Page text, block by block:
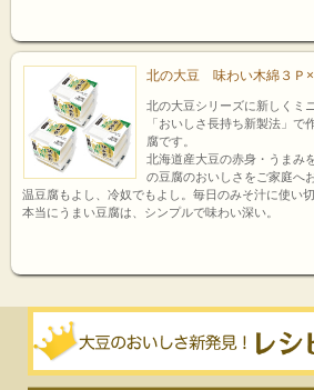
北の大豆 味わい木綿３Ｐ×
北の大豆シリーズに新しくミ
「おいしさ長持ち新製法」で
腐です。
北海道産大豆の赤身・うまみ
の豆腐のおいしさをご家庭へ
温豆腐もよし、冷奴でもよし。毎日のみそ汁に使い
本当にうまい豆腐は、シンプルで味わい深い。